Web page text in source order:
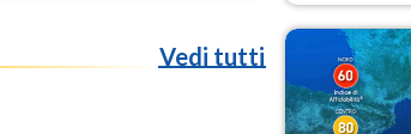
Vedi tutti
previsioni